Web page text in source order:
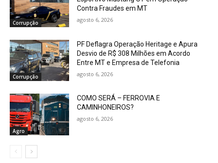
Corrupção
Contra Fraudes em MT
agosto 6, 2026
Corrupção
PF Deflagra Operação Heritage e Apura
Desvio de R$ 308 Milhões em Acordo
Entre MT e Empresa de Telefonia
agosto 6, 2026
Agro
COMO SERÁ – FERROVIA E
CAMINHONEIROS?
agosto 6, 2026